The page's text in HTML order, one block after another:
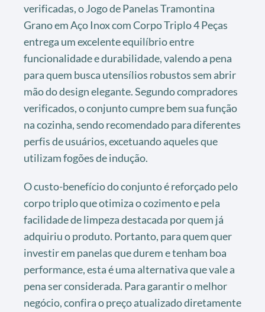
verificadas, o Jogo de Panelas Tramontina
Grano em Aço Inox com Corpo Triplo 4 Peças
entrega um excelente equilíbrio entre
funcionalidade e durabilidade, valendo a pena
para quem busca utensílios robustos sem abrir
mão do design elegante. Segundo compradores
verificados, o conjunto cumpre bem sua função
na cozinha, sendo recomendado para diferentes
perfis de usuários, excetuando aqueles que
utilizam fogões de indução.
O custo-benefício do conjunto é reforçado pelo
corpo triplo que otimiza o cozimento e pela
facilidade de limpeza destacada por quem já
adquiriu o produto. Portanto, para quem quer
investir em panelas que durem e tenham boa
performance, esta é uma alternativa que vale a
pena ser considerada. Para garantir o melhor
negócio, confira o preço atualizado diretamente